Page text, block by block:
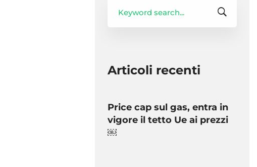
for:
Articoli recenti
Price cap sul gas, entra in
vigore il tetto Ue ai prezzi
￼